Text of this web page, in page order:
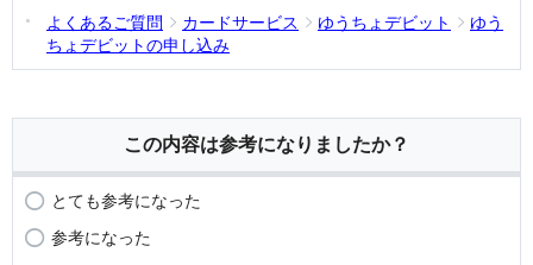
よくあるご質問 カードサービス ゆうちょデビット
ゆう
ちょデビットの申し込み
この内容は参考になりましたか？
とても参考になった
参考になった